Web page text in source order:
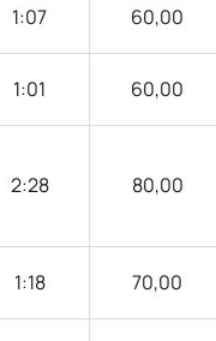
1:07 60,00
1:01 60,00
2:28 80,00
1:18 70,00